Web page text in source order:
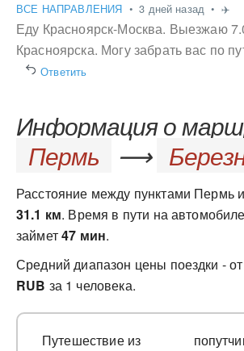
ВСЕ НАПРАВЛЕНИЯ • 3 дней назад • ✈️
Еду Красноярск-Москва. Выезжаю
Красноярска. Могу забрать вас по
Ответить
Информация о
Пермь
⟶
Расстояние между пунктами Пермь
31.1 км. Время в пути на
займет47 мин.
Средний диапазон цены поездки - от
RUB за 1 человека.
Путешествие из